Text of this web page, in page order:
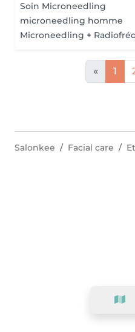
Soin Microneedling
microneedling homme
Microneedling +
« 1
Salonkee Facial care